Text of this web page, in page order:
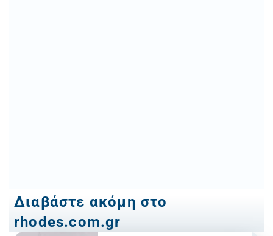
Διαβάστε ακόμη στο
rhodes.com.gr